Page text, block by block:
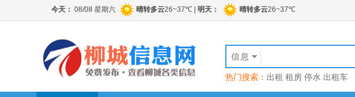
信息
热门搜索： 出租 租房 停水 出租车